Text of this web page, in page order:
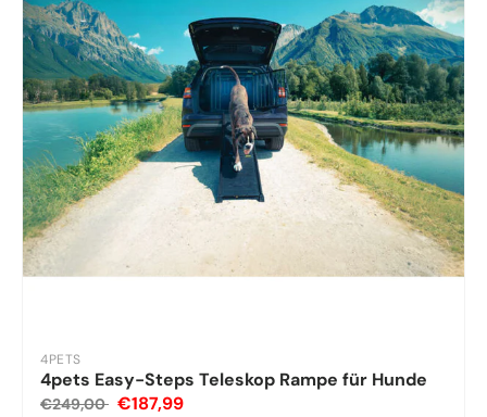
4PETS
4pets Easy-Steps Teleskop Rampe für Hunde
€249,00 €187,99